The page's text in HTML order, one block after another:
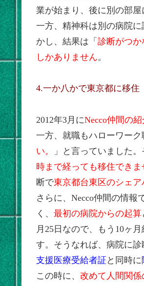
業が始まり、後に別の部屋
一方、精神科は別の病院
かし、結果は「 診断がつか
しかありません。
4.一か八かで東京都に移住
2012年3月にNecco仲間の
一方、就職もハローワーク
い。
」と言っていました。
時まで経っても移住できま
断で東京都台東区のシェ
さらに、Necco仲間の情報で
く、 最初の病院からの起算
月25日なので、もう10ヶ
す。そうなれば、病院に
支援医療受給者証 と同時に
この時に、 改めて人間関